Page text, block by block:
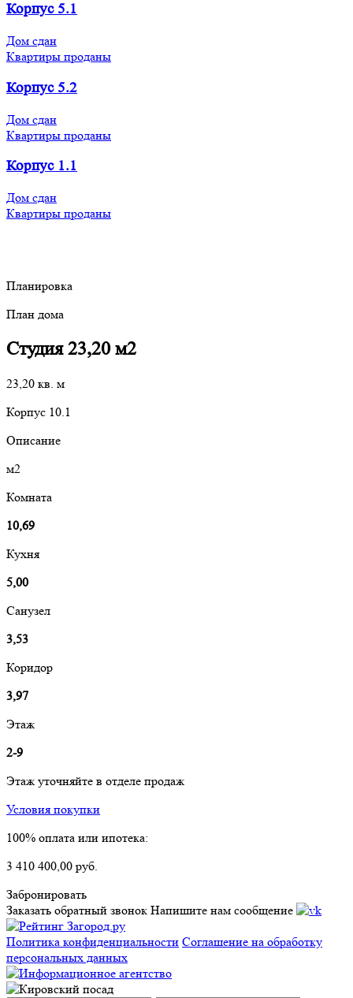
Корпус 5.1
Дом сдан
Квартиры проданы
Корпус 5.2
Дом сдан
Квартиры проданы
Корпус 1.1
Дом сдан
Квартиры проданы
Планировка
План дома
Студия 23,20 м2
23,20 кв. м
Корпус 10.1
Описание
м2
Комната
10,69
Кухня
5,00
Санузел
3,53
Коридор
3,97
Этаж
2-9
Этаж уточняйте в отделе продаж
Условия покупки
100% оплата или ипотека:
3 410 400,00 руб.
Забронировать
Заказать обратный звонок Напишите нам сообщение
Политика конфиденциальности Соглашение на обработку
персональных данных